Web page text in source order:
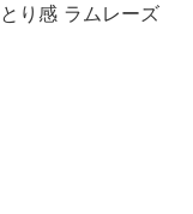
り感 ラムレーズ